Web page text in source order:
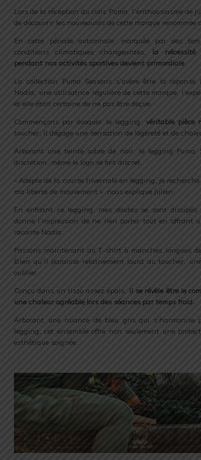
Lors de la réception du colis Puma, l’enthousiasme de
de découvrir les nouveautés de cette marque renommée
En cette période automnale, marquée par des
conditions climatiques changeantes, la nécessité
pendant nos activités sportives devient primordiale.
La collection Puma Seasons s’avère être la réponse
Nadia, une utilisatrice régulière de cette marque,
et elle était certaine de ne pas être déçue.
Commençons par évoquer le legging, véritable pièce
toucher, il dégage une sensation de légèreté et de
Arborant une teinte sobre de noir, le legging Puma
discrétion, même le logo se fait discret.
« Adepte de la course hivernale en legging, je
ma liberté de mouvement » nous explique Julien.
En enfilant ce legging, mes doutes se sont dissipés
donne l’impression de ne rien porter tout en offrant
raconte Nadia.
Passons maintenant au T-shirt à manches longues
Bien qu’il paraisse relativement lourd au toucher,
oublier.
Conçu dans un tissu assez épais, il se révèle être le
une chaleur agréable lors des séances par temps froid.
Arborant une nuance de bleu gris qui s’harmonise
legging, cet ensemble offre non seulement une
esthétique soignée.